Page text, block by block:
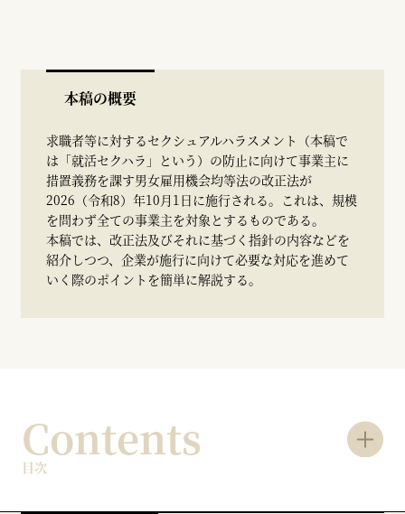
本稿の概要
求職者等に対するセクシュアルハラスメント（本稿で
は「就活セクハラ」という）の防止に向けて事業主に
措置義務を課す男女雇用機会均等法の改正法が
2026（令和8）年10月1日に施行される。これは、規模
を問わず全ての事業主を対象とするものである。
本稿では、改正法及びそれに基づく指針の内容などを
紹介しつつ、企業が施行に向けて必要な対応を進めて
いく際のポイントを簡単に解説する。
Contents
目次